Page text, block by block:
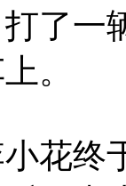
了一
。
终于